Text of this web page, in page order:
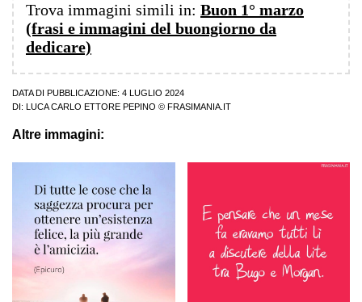
Trova immagini simili in: Buon 1° marzo
(frasi e immagini del buongiorno da
dedicare)
DATA DI PUBBLICAZIONE: 4 LUGLIO 2024
DI:
LUCA CARLO ETTORE PEPINO © FRASIMANIA.IT
Altre immagini: